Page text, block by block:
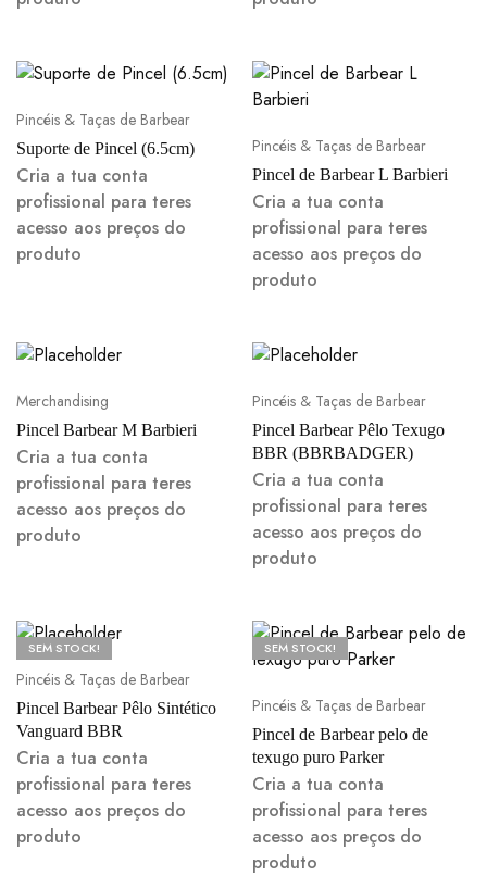
Pincéis & Taças de Barbear
Suporte de Pincel (6.5cm)
Cria a tua conta
profissional para teres
acesso aos preços do
produto
Pincéis & Taças de Barbear
Pincel de Barbear L Barbieri
Cria a tua conta
profissional para teres
acesso aos preços do
produto
Merchandising
Pincel Barbear M Barbieri
Cria a tua conta
profissional para teres
acesso aos preços do
produto
Pincéis & Taças de Barbear
Pincel Barbear Pêlo Texugo
BBR (BBRBADGER)
Cria a tua conta
profissional para teres
acesso aos preços do
produto
SEM STOCK!
Pincéis & Taças de Barbear
Pincel Barbear Pêlo Sintético
Vanguard BBR
Cria a tua conta
profissional para teres
acesso aos preços do
produto
SEM STOCK!
Pincéis & Taças de Barbear
Pincel de Barbear pelo de
texugo puro Parker
Cria a tua conta
profissional para teres
acesso aos preços do
produto